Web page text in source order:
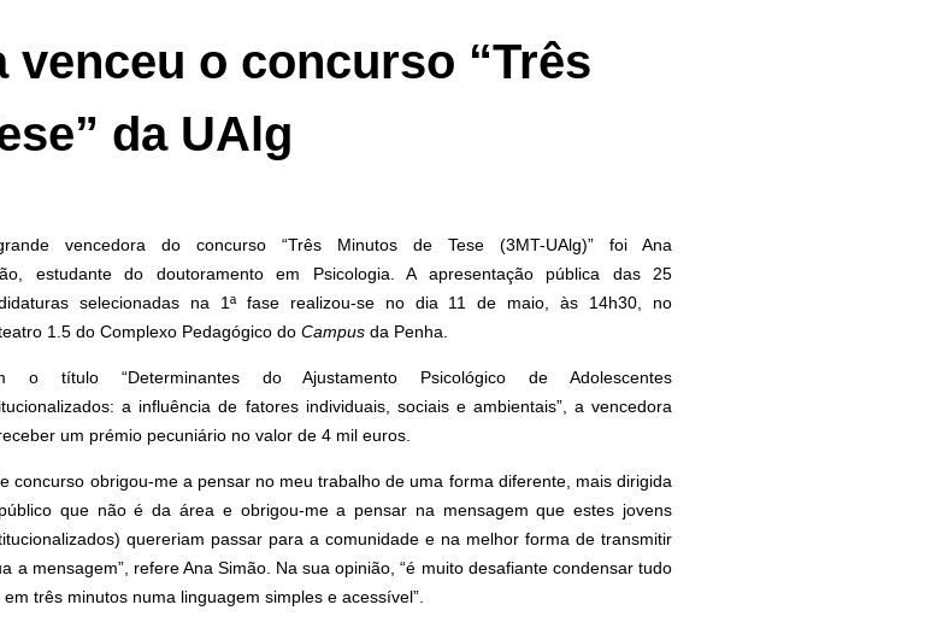
o concurso “Três
da UAlg
vencedora do concurso “Três Minutos de Tese (3MT-UAlg)” foi Ana
estudante do doutoramento em Psicologia. A apresentação pública das 25
selecionadas na 1ª fase realizou-se no dia 11 de maio, às 14h30, no
1.5 do Complexo Pedagógico doCampus da Penha.
o título “Determinantes do Ajustamento Psicológico de Adolescentes
a influência de fatores individuais, sociais e ambientais”, a vencedora
um prémio pecuniário no valor de 4 mil euros.
concurso obrigou-me a pensar no meu trabalho de uma forma diferente, mais dirigida
que não é da área e obrigou-me a pensar na mensagem que estes jovens
quereriam passar para a comunidade e na melhor forma de transmitir
a mensagem”, refere Ana Simão. Na sua opinião, “é muito desafiante condensar tudo
em três minutos numa linguagem simples e acessível”.